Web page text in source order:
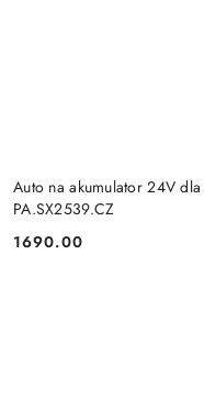
Auto na akumulator 24V
PA.SX2539.CZ
Cena:
1690.00